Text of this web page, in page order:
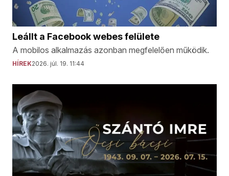
Leállt a Facebook webes felülete
A mobilos alkalmazás azonban megfelelően működik.
HÍREK2026. júl. 19. 11:44